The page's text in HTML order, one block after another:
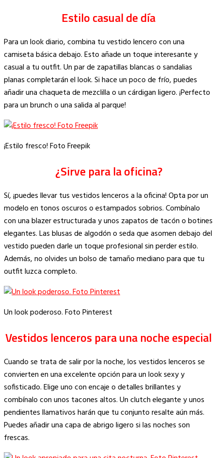
Estilo casual de día
Para un look diario, combina tu vestido lencero con una
camiseta básica debajo. Esto añade un toque interesante y
casual a tu outfit. Un par de zapatillas blancas o sandalias
planas completarán el look. Si hace un poco de frío, puedes
añadir una chaqueta de mezclilla o un cárdigan ligero. ¡Perfecto
para un brunch o una salida al parque!
¡Estilo fresco! Foto Freepik
¿Sirve para la oficina?
Sí, ¡puedes llevar tus vestidos lenceros a la oficina! Opta por un
modelo en tonos oscuros o estampados sobrios. Combínalo
con una blazer estructurada y unos zapatos de tacón o botines
elegantes. Las blusas de algodón o seda que asomen debajo del
vestido pueden darle un toque profesional sin perder estilo.
Además, no olvides un bolso de tamaño mediano para que tu
outfit luzca completo.
Un look poderoso. Foto Pinterest
Vestidos lenceros para una noche especial
Cuando se trata de salir por la noche, los vestidos lenceros se
convierten en una excelente opción para un look sexy y
sofisticado. Elige uno con encaje o detalles brillantes y
combínalo con unos tacones altos. Un clutch elegante y unos
pendientes llamativos harán que tu conjunto resalte aún más.
Puedes añadir una capa de abrigo ligero si las noches son
frescas.